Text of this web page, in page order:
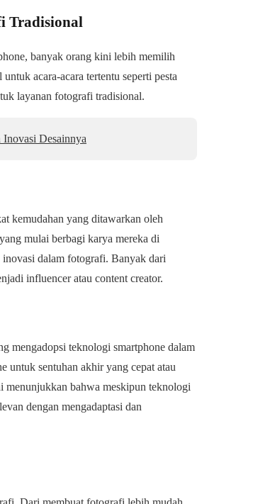
Tradisional
banyak orang kini lebih memilih
acara-acara tertentu seperti pesta
layanan fotografi tradisional.
Desainnya
kemudahan yang ditawarkan oleh
mulai berbagi karya mereka di
dalam fotografi. Banyak dari
influencer atau content creator.
mengadopsi teknologi smartphone dalam
untuk sentuhan akhir yang cepat atau
menunjukkan bahwa meskipun teknologi
dengan mengadaptasi dan